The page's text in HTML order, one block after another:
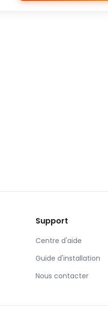
Support
Centre d'aide
Guide d'installation
Nous contacter